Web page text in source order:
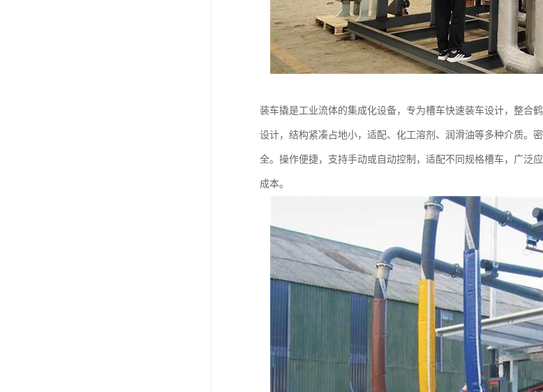
装车撬是工业流体的集成化设备，专为槽车快速装车设计，整合
设计，结构紧凑占地小，适配、化工溶剂、润滑油等多种介质。
全。操作便捷，支持手动或自动控制，适配不同规格槽车，广泛
成本。